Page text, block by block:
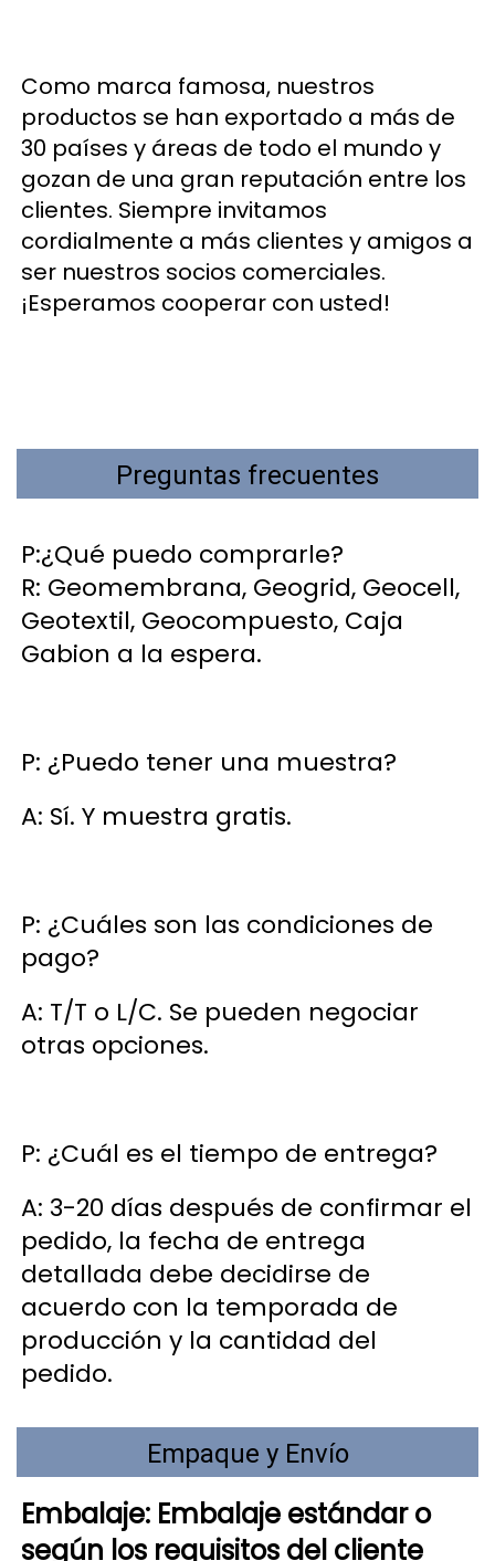
Como marca famosa, nuestros
productos se han exportado a más de
30 países y áreas de todo el mundo y
gozan de una gran reputación entre los
clientes. Siempre invitamos
cordialmente a más clientes y amigos a
ser nuestros socios comerciales.
¡Esperamos cooperar con usted!
Preguntas frecuentes
P:¿Qué puedo comprarle?
R: Geomembrana, Geogrid, Geocell,
Geotextil, Geocompuesto, Caja
Gabion a la espera.
P: ¿Puedo tener una muestra?
A: Sí. Y muestra gratis.
P: ¿Cuáles son las condiciones de
pago?
A: T/T o L/C. Se pueden negociar
otras opciones.
P: ¿Cuál es el tiempo de entrega?
A: 3-20 días después de confirmar el
pedido, la fecha de entrega
detallada debe decidirse de
acuerdo con la temporada de
producción y la cantidad del
pedido.
Empaque y Envío
Embalaje: Embalaje estándar o
según los requisitos del cliente